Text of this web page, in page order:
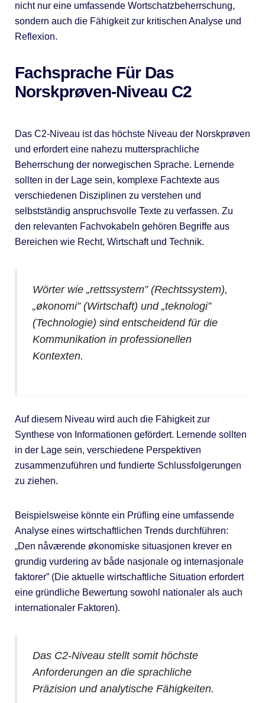
nicht nur eine umfassende Wortschatzbeherrschung,
sondern auch die Fähigkeit zur kritischen Analyse und
Reflexion.
Fachsprache Für Das
Norskprøven-Niveau C2
Das C2-Niveau ist das höchste Niveau der Norskprøven
und erfordert eine nahezu muttersprachliche
Beherrschung der norwegischen Sprache. Lernende
sollten in der Lage sein, komplexe Fachtexte aus
verschiedenen Disziplinen zu verstehen und
selbstständig anspruchsvolle Texte zu verfassen. Zu
den relevanten Fachvokabeln gehören Begriffe aus
Bereichen wie Recht, Wirtschaft und Technik.
Wörter wie „rettssystem” (Rechtssystem),
„økonomi” (Wirtschaft) und „teknologi”
(Technologie) sind entscheidend für die
Kommunikation in professionellen
Kontexten.
Auf diesem Niveau wird auch die Fähigkeit zur
Synthese von Informationen gefördert. Lernende sollten
in der Lage sein, verschiedene Perspektiven
zusammenzuführen und fundierte Schlussfolgerungen
zu ziehen.
Beispielsweise könnte ein Prüfling eine umfassende
Analyse eines wirtschaftlichen Trends durchführen:
„Den nåværende økonomiske situasjonen krever en
grundig vurdering av både nasjonale og internasjonale
faktorer” (Die aktuelle wirtschaftliche Situation erfordert
eine gründliche Bewertung sowohl nationaler als auch
internationaler Faktoren).
Das C2-Niveau stellt somit höchste
Anforderungen an die sprachliche
Präzision und analytische Fähigkeiten.